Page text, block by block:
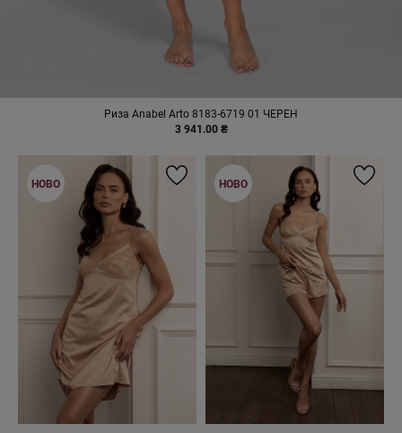
Риза Anabel Arto 8183-6719 01 ЧЕРЕН
3 941.00 ₴
НОВО НОВО